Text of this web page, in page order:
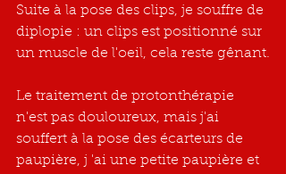
Suite à la pose des clips, je souffre de
diplopie : un clips est positionné sur
un muscle de l'oeil, cela reste gênant.
Le traitement de protonthérapie
n'est pas douloureux, mais j'ai
souffert à la pose des écarteurs de
paupière, j 'ai une petite paupière et